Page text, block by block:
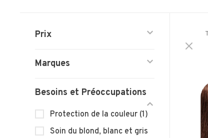
Prix
Marques
Besoins et Préoccupations
Protection de la couleur (1)
Soin du blond, blanc et gris